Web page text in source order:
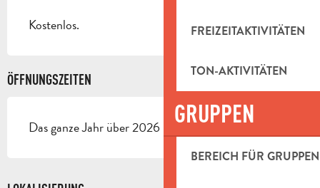
FREIZEITAKTIVITÄTEN
TON-AKTIVITÄTEN
GRUPPEN
BEREICH FÜR GRUPPEN
Kostenlos.
ÖFFNUNGSZEITEN
Das ganze Jahr über 2026 - Geöffnet jeden tag